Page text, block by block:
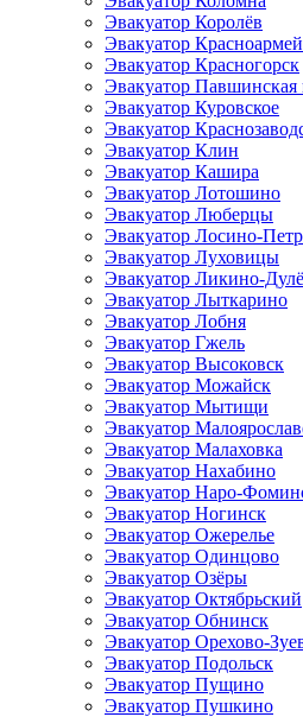
Эвакуатор Королёв
Эвакуатор
Эвакуатор Красногорск
Эвакуатор Павшинская
Эвакуатор Куровское
Эвакуатор
Эвакуатор Клин
Эвакуатор Кашира
Эвакуатор Лотошино
Эвакуатор Люберцы
Эвакуатор Лосино-
Эвакуатор Луховицы
Эвакуатор Ликино-
Эвакуатор Лыткарино
Эвакуатор Лобня
Эвакуатор Гжель
Эвакуатор Высоковск
Эвакуатор Можайск
Эвакуатор Мытищи
Эвакуатор
Эвакуатор Малаховка
Эвакуатор Нахабино
Эвакуатор Наро-
Эвакуатор Ногинск
Эвакуатор Ожерелье
Эвакуатор Одинцово
Эвакуатор Озёры
Эвакуатор Октябрьский
Эвакуатор Обнинск
Эвакуатор Орехово-
Эвакуатор Подольск
Эвакуатор Пущино
Эвакуатор Пушкино